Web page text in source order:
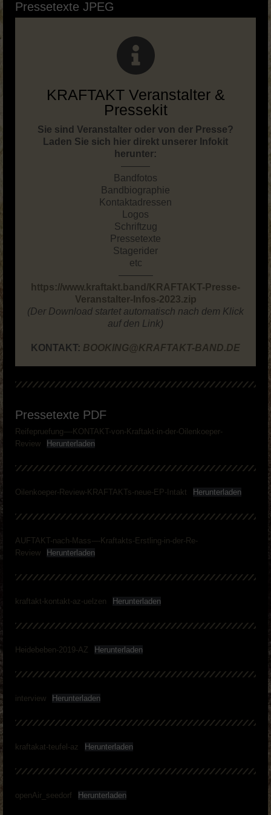
Musik Videos
BOOKING & PRESSE
KRAFTAKT Facebook
KRAFTAKT YouTube
KRAFTAKT Instagram
Pressetexte JPEG
KRAFTAKT Veranstalter &
Pressekit
Sie sind Veranstalter oder von der Presse?
Laden Sie sich hier direkt unserer Infokit
herunter:
———
Bandfotos
Bandbiographie
Kontaktadressen
Logos
Schriftzug
Pressetexte
Stagerider
etc
———–
https://www.kraftakt.band/KRAFTAKT-Presse-
Veranstalter-Infos-2023.zip
(Der Download startet automatisch nach dem Klick
auf den Link)
KONTAKT: BOOKING@KRAFTAKT-BAND.DE
Pressetexte PDF
Reifepruefung-–-KONTAKT-von-Kraftakt-in-der-Oilenkoeper-
Review
Herunterladen
Oilenkoeper-Review-KRAFTAKTs-neue-EP-Intakt Herunterladen
AUFTAKT-nach-Mass-–-Kraftakts-Erstling-in-der-Re-
Review
Herunterladen
kraftakt-kontakt-az-uelzen Herunterladen
Heidebeben-2019-AZ Herunterladen
interview Herunterladen
kraftakat-teufel-az Herunterladen
openAir_seedorf Herunterladen